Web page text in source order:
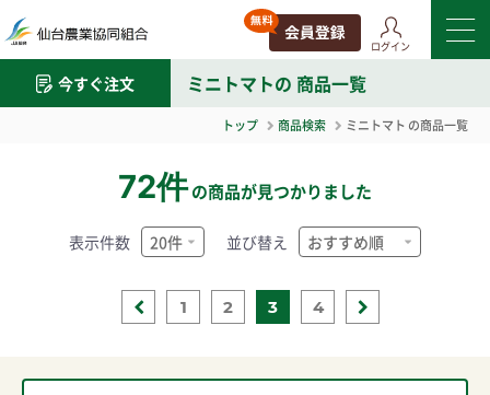
ログイン
今すぐ注文 ミニトマトの 商品一覧
トップ 商品検索 ミニトマト の商品一覧
72件の商品が見つかりました
1 2 3 4
表示件数 並び替え